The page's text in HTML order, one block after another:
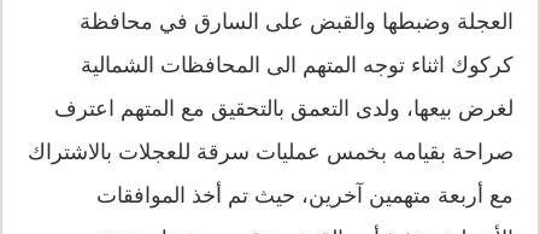
العجلة وضبطها والقبض على السارق في محافظة
كركوك اثناء توجه المتهم الى المحافظات الشمالية
لغرض بيعها، ولدى التعمق بالتحقيق مع المتهم اعترف
صراحة بقيامه بخمس عمليات سرقة للعجلات بالاشتراك
مع أربعة متهمين آخرين، حيث تم أخذ الموافقات